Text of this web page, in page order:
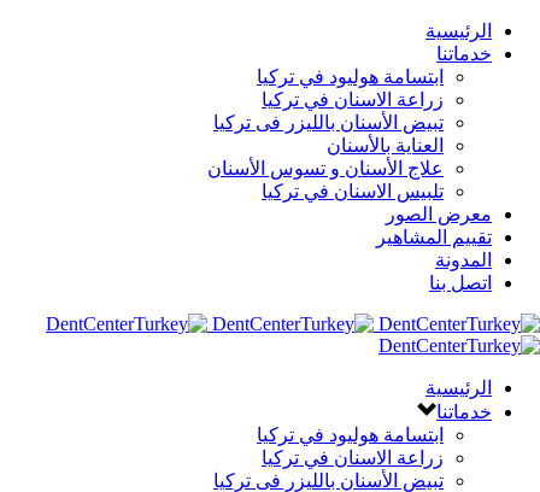
الرئيسية
خدماتنا
ابتسامة هوليود في تركيا
زراعة الاسنان في تركيا
تبيض الأسنان بالليزر فى تركيا
العناية بالأسنان
علاج الأسنان و تسوس الأسنان
تلبيس الاسنان في تركيا
معرض الصور
تقييم المشاهير
المدونة
اتصل بنا
الرئيسية
خدماتنا
ابتسامة هوليود في تركيا
زراعة الاسنان في تركيا
تبيض الأسنان بالليزر فى تركيا